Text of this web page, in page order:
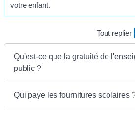
votre enfant.
Tout replier
Qu'est-ce que la gratuité de
public ?
Qui paye les fournitures scolaires